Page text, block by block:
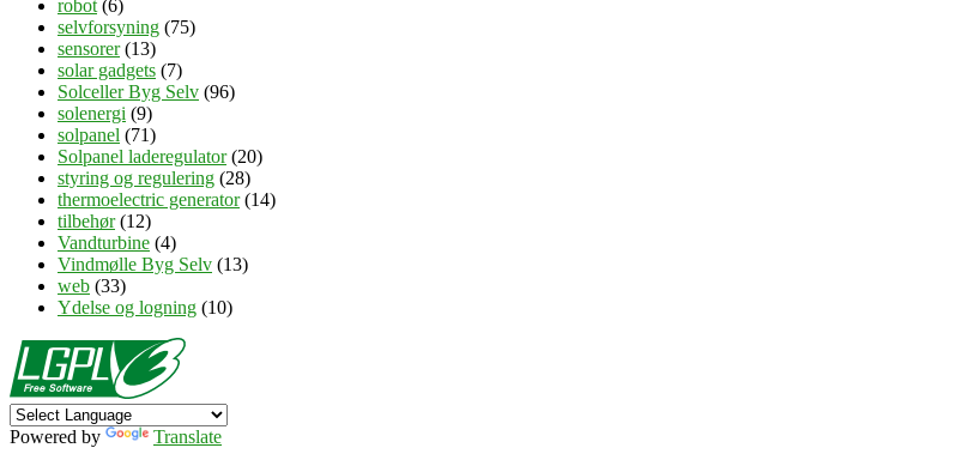
robot(6)
selvforsyning (75)
sensorer(13)
solar gadgets (7)
Solceller Byg Selv (96)
solenergi (9)
solpanel (71)
Solpanel laderegulator(20)
styring og regulering (28)
thermoelectric generator(14)
tilbehør(12)
Vandturbine (4)
Vindmølle Byg Selv (13)
web (33)
Ydelse og logning (10)
Powered by Translate